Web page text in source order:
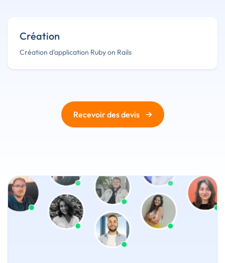
Création
Création d'application Ruby on Rails
Recevoir des devis →